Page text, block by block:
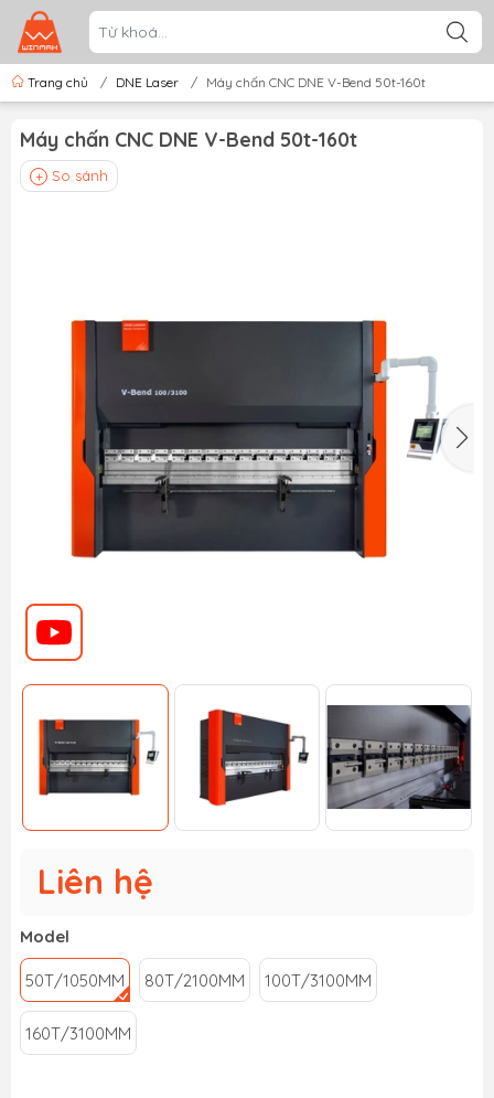
Trang chủ / DNE Laser / Máy chấn CNC DNE V-Bend 50t-160t
Máy chấn CNC DNE V-Bend 50t-160t
So sánh
Liên hệ
Model
50T/1050MM 80T/2100MM 100T/3100MM
160T/3100MM